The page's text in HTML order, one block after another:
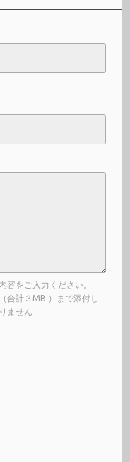
容をご入力ください。
合計３MB ）まで添付し
ません